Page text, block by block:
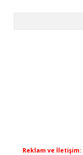
Reklam ve İletişim: